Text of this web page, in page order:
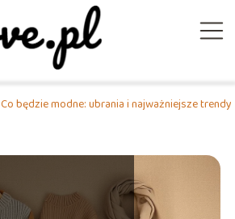
Co będzie modne: ubrania i najważniejsze trendy